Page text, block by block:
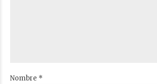
Nombre *